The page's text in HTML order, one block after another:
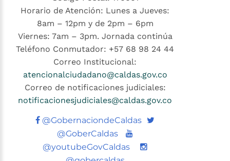
Horario de Atención: Lunes a Jueves:
8am – 12pm y de 2pm – 6pm
Viernes: 7am – 3pm. Jornada continúa
Teléfono Conmutador: +57 68 98 24 44
Correo Institucional:
atencionalciudadano@caldas.gov.co
Correo de notificaciones judiciales:
notificacionesjudiciales@caldas.gov.co
@GobernaciondeCaldas Twitter
@GoberCaldas
Youtube
@youtubeGovCaldas